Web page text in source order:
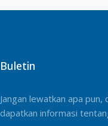
Buletin
Jangan lewatkan apa
dapatkan informasi